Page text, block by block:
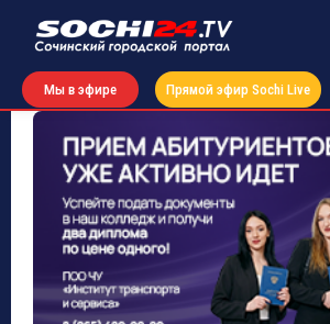
Мы в эфире Прямой эфир Sochi Live